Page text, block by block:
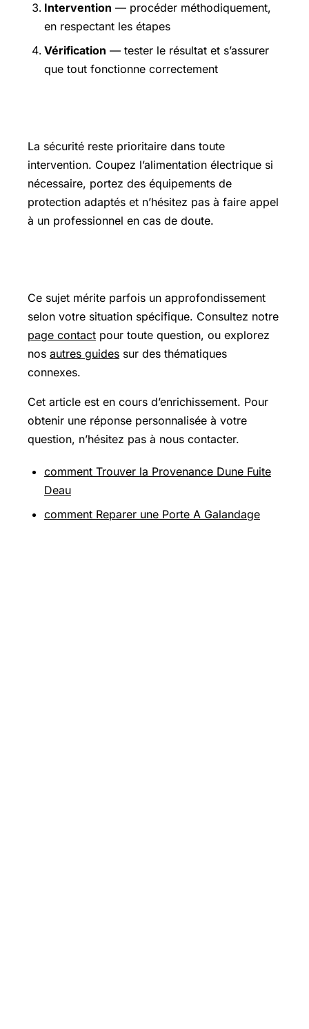
Intervention — procéder méthodiquement,
en respectant les étapes
Vérification — tester le résultat et s’assurer
que tout fonctionne correctement
La sécurité reste prioritaire dans toute
intervention. Coupez l’alimentation électrique si
nécessaire, portez des équipements de
protection adaptés et n’hésitez pas à faire appel
à un professionnel en cas de doute.
Ce sujet mérite parfois un approfondissement
selon votre situation spécifique. Consultez notre
page contact pour toute question, ou explorez
nos autres guides sur des thématiques
connexes.
Cet article est en cours d’enrichissement. Pour
obtenir une réponse personnalisée à votre
question, n’hésitez pas à nous contacter.
comment Trouver la Provenance Dune Fuite
Deau
comment Reparer une Porte A Galandage